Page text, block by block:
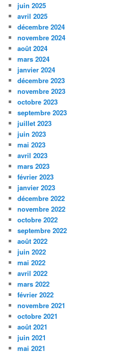
juin 2025
avril 2025
décembre 2024
novembre 2024
août 2024
mars 2024
janvier 2024
décembre 2023
novembre 2023
octobre 2023
septembre 2023
juillet 2023
juin 2023
mai 2023
avril 2023
mars 2023
février 2023
janvier 2023
décembre 2022
novembre 2022
octobre 2022
septembre 2022
août 2022
juin 2022
mai 2022
avril 2022
mars 2022
février 2022
novembre 2021
octobre 2021
août 2021
juin 2021
mai 2021